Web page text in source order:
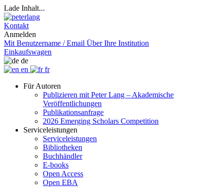
Lade Inhalt...
Kontakt
Anmelden
Mit Benutzername / Email Über Ihre Institution
Einkaufswagen
de
en
fr
Für Autoren
Publizieren mit Peter Lang – Akademische
Veröffentlichungen
Publikationsanfrage
2026 Emerging Scholars Competition
Serviceleistungen
Serviceleistungen
Bibliotheken
Buchhändler
E-books
Open Access
Open EBA